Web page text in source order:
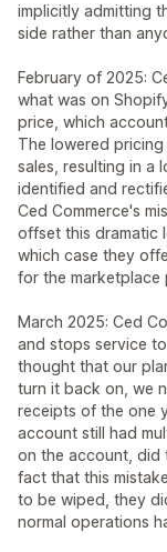
implicitly admitting
side rather than
February of 2025:
what was on
price, which
The lowered
sales, resulting in a
identified and
Ced Commerce's
offset this dramatic
which case they
for the marketplace
March 2025: Ced
and stops service
thought that our
turn it back on, we
receipts of the one
account still had
on the account, did
fact that this
to be wiped, they
normal operations